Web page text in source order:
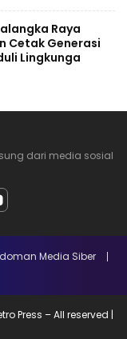
Raya
Cetak Generasi
Lingkunga
dari media sosial
Media Siber
Press – All reserved |